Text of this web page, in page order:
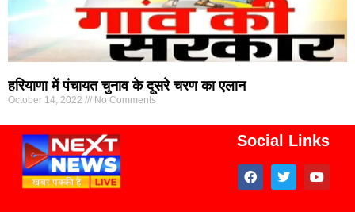
हरियाणा में पंचायत चुनाव के दूसरे चरण का एलान
October 14, 2022 No Comments
Social Links